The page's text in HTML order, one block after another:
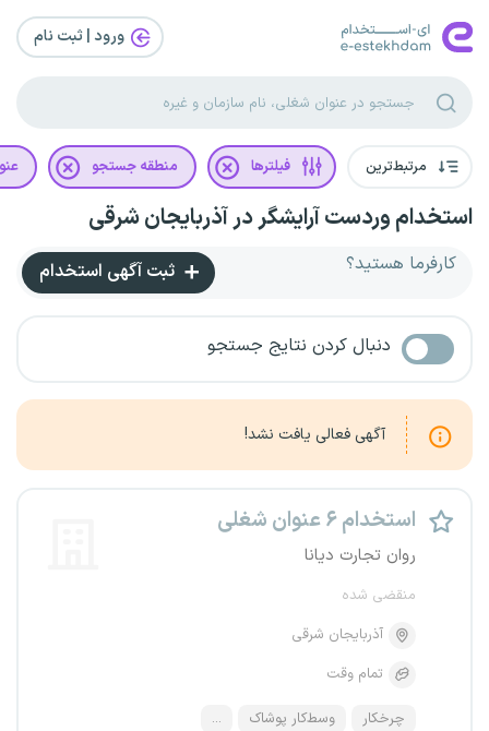
ورود | ثبت‌ نام
مرتبط‌ترین فیلترها منطقه جستجو
استخدام وردست آرایشگر در آذربایجان شرقی
کارفرما هستید؟ ثبت آگهی استخدام
دنبال کردن نتایج جستجو
آگهی فعالی یافت نشد!
استخدام ۶ عنوان شغلی
روان تجارت دیانا
منقضی شده
آذربایجان شرقی
تمام وقت
چرخکار وسط‌کار پوشاک ...